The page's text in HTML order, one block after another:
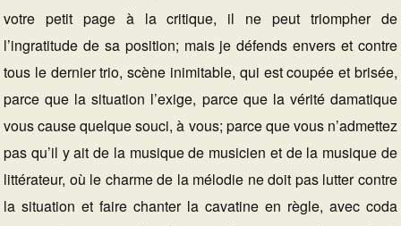
votre petit page à la critique, il ne peut triompher de
l’ingratitude de sa position; mais je défends envers et contre
tous le dernier trio, scène inimitable, qui est coupée et brisée,
parce que la situation l’exige, parce que la vérité damatique
vous cause quelque souci, à vous; parce que vous n’admettez
pas qu’il y ait de la musique de musicien et de la musique de
littérateur, où le charme de la mélodie ne doit pas lutter contre
la situation et faire chanter la cavatine en règle, avec coda